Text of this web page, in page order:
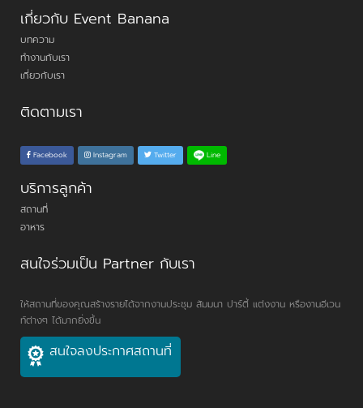
เกี่ยวกับ Event Banana
บทความ
ทำงานกับเรา
เกี่ยวกับเรา
ติดตามเรา
Facebook Instagram Twitter Line
บริการลูกค้า
สถานที่
อาหาร
สนใจร่วมเป็น Partner กับเรา
ให้สถานที่ของคุณสร้างรายได้จากงานประชุม สัมมนา ปาร์ตี้ แต่งงาน หรืองานอีเวน
ท์ต่างๆ ได้มากยิ่งขึ้น
สนใจลงประกาศสถานที่